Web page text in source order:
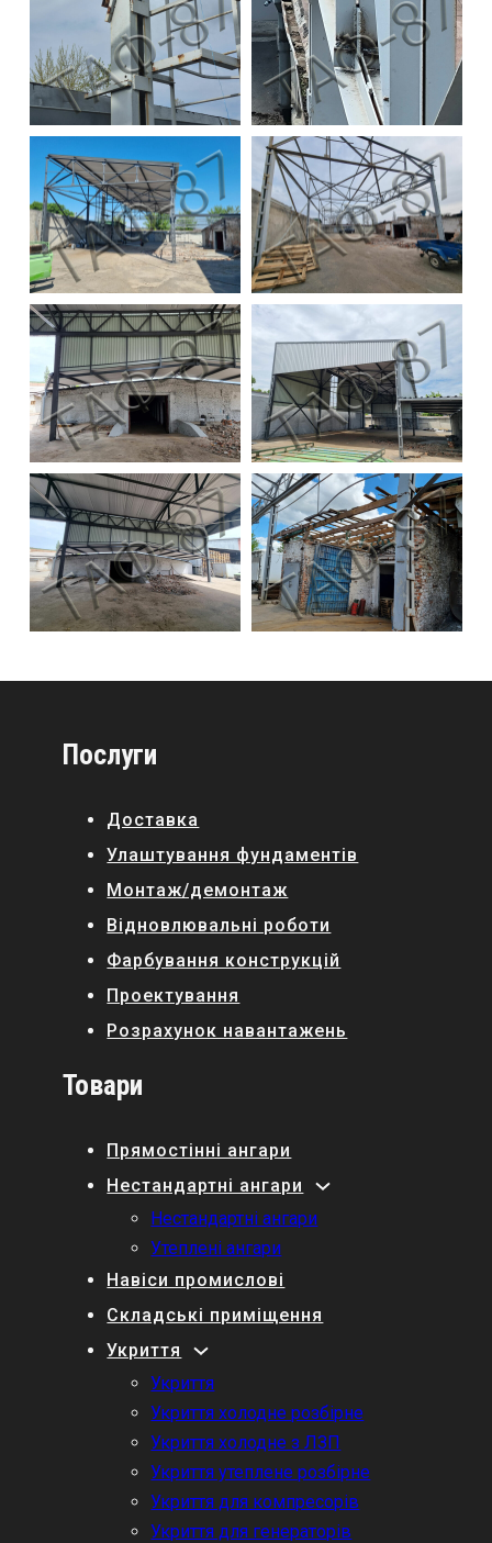
Послуги
Доставка
Улаштування фундаментів
Монтаж/демонтаж
Відновлювальні роботи
Фарбування конструкцій
Проектування
Розрахунок навантажень
Товари
Прямостінні ангари
Нестандартні ангари
Нестандартні ангари
Утеплені ангари
Навіси промислові
Складські приміщення
Укриття
Укриття
Укриття холодне розбірне
Укриття холодне з ЛЗП
Укриття утеплене розбірне
Укриття для компресорів
Укриття для генераторів